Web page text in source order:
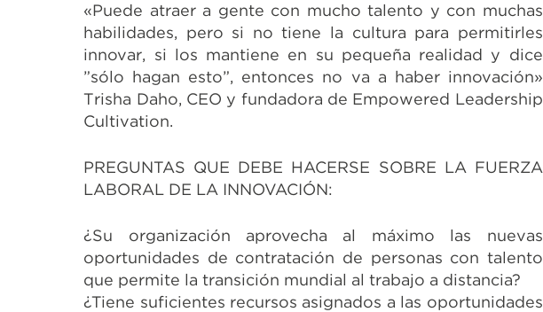
«Puede atraer a gente con mucho talento y con muchas
habilidades, pero si no tiene la cultura para permitirles
innovar, si los mantiene en su pequeña realidad y dice
”sólo hagan esto”, entonces no va a haber innovación»
Trisha Daho, CEO y fundadora de Empowered Leadership
Cultivation.
PREGUNTAS QUE DEBE HACERSE SOBRE LA FUERZA
LABORAL DE LA INNOVACIÓN:
¿Su organización aprovecha al máximo las nuevas
oportunidades de contratación de personas con talento
que permite la transición mundial al trabajo a distancia?
¿Tiene suficientes recursos asignados a las oportunidades